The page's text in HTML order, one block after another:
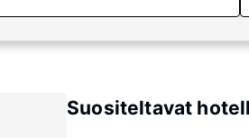
Suositeltavat